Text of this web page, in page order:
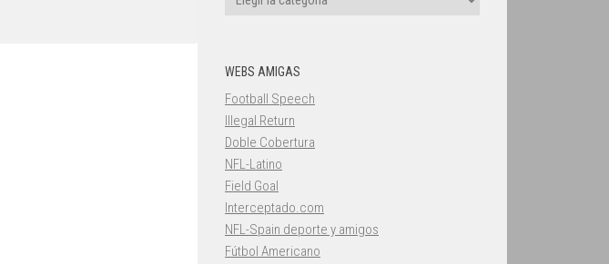
WEBS AMIGAS
Football Speech
Illegal Return
Doble Cobertura
NFL-Latino
Field Goal
Interceptado.com
NFL-Spain deporte y amigos
Fútbol Americano